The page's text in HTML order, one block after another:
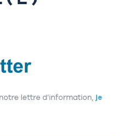
lettre d’information, je